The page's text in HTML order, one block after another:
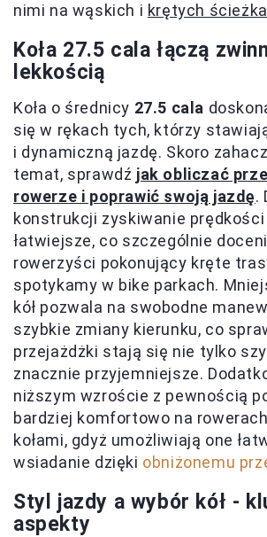
nimi na wąskich i krętych
Koła 27.5 cala łączą
lekkością
Koła o średnicy 27.5 cala
się w rękach tych, którzy
i dynamiczną jazdę. Skoro
temat, sprawdź jak obliczać
rowerze i poprawić swoją jazdę.
konstrukcji zyskiwanie
łatwiejsze, co szczególnie
rowerzyści pokonujący kręte
spotykamy w bike parkach.
kół pozwala na swobodne
szybkie zmiany kierunku, co
przejażdżki stają się nie tylko
znacznie przyjemniejsze.
niższym wzroście z pewnością
bardziej komfortowo na
kołami, gdyż umożliwiają one
wsiadanie dzięki obniżonemu
Styl jazdy a wybór kół -
aspekty